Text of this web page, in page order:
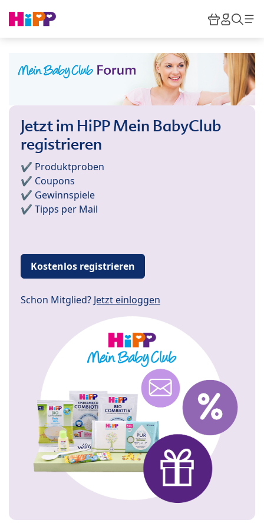
HiPP
Jetzt im HiPP Mein BabyClub
registrieren
✔️ Produktproben
✔️ Coupons
✔️ Gewinnspiele
✔️ Tipps per Mail
Kostenlos registrieren
Schon Mitglied? Jetzt einloggen